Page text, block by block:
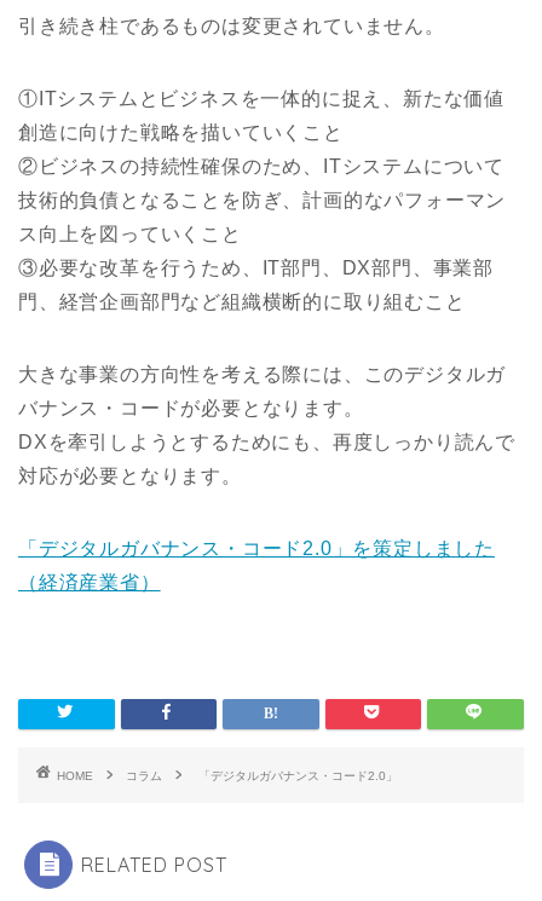
引き続き柱であるものは変更されていません。
①ITシステムとビジネスを一体的に捉え、新たな価値
創造に向けた戦略を描いていくこと
②ビジネスの持続性確保のため、ITシステムについて
技術的負債となることを防ぎ、計画的なパフォーマン
ス向上を図っていくこと
③必要な改革を行うため、IT部門、DX部門、事業部
門、経営企画部門など組織横断的に取り組むこと
大きな事業の方向性を考える際には、このデジタルガ
バナンス・コードが必要となります。
DXを牽引しようとするためにも、再度しっかり読んで
対応が必要となります。
「デジタルガバナンス・コード2.0」を策定しました
（経済産業省）
HOME コラム 「デジタルガバナンス・コード2.0」
RELATED POST